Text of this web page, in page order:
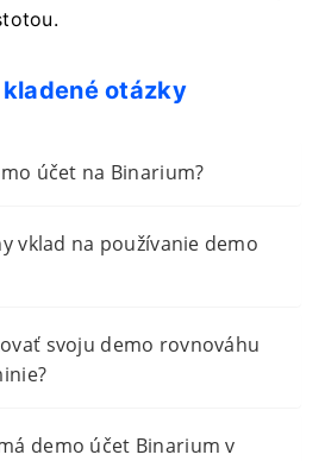
otázky
účet na Binarium?
vklad na používanie demo
svoju demo rovnováhu
demo účet Binarium v